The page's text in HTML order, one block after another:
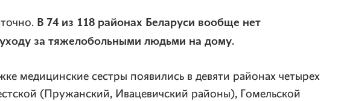
В 74 из 118 районах Беларуси вообще нет
за тяжелобольными людьми на дому.
медицинские сестры появились в девяти районах четырех
(Пружанский, Ивацевичский районы), Гомельской